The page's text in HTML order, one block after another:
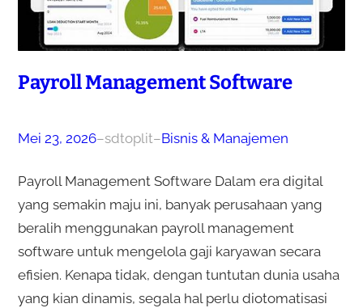
Payroll Management Software
Mei 23, 2026–sdtoplit–Bisnis & Manajemen
Payroll Management Software Dalam era digital
yang semakin maju ini, banyak perusahaan yang
beralih menggunakan payroll management
software untuk mengelola gaji karyawan secara
efisien. Kenapa tidak, dengan tuntutan dunia usaha
yang kian dinamis, segala hal perlu diotomatisasi